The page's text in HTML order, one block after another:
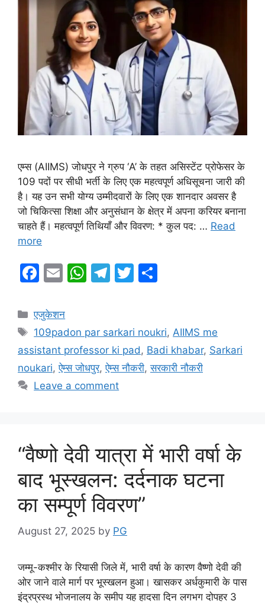
एम्स (AIIMS) जोधपुर ने ग्रुप ‘A’ के तहत असिस्टेंट प्रोफेसर के
109 पदों पर सीधी भर्ती के लिए एक महत्वपूर्ण अधिसूचना जारी की
है। यह उन सभी योग्य उम्मीदवारों के लिए एक शानदार अवसर है
जो चिकित्सा शिक्षा और अनुसंधान के क्षेत्र में अपना करियर बनाना
चाहते हैं। महत्वपूर्ण तिथियाँ और विवरण: * कुल पद: … Read
more
F
c
e
b
o
o
E
ai
l
W
s
A
p
p
T
gr
a
m
T
er e
Categories
एजुकेशन
Tags
109padon par sarkari noukri,AIIMS me
assistant professor ki pad, Badi khabar, Sarkari
noukari,ऐम्स जोधपुर,ऐम्स नौकरी,सरकारी नौकरी
Leave a comment
“वैष्णो देवी यात्रा में भारी वर्षा के
बाद भूस्खलन: दर्दनाक घटना
का सम्पूर्ण विवरण”
August 27, 2025 by PG
जम्मू-कश्मीर के रियासी जिले में, भारी वर्षा के कारण वैष्णो देवी की
ओर जाने वाले मार्ग पर भूस्खलन हुआ। खासकर अर्धकुमारी के पास
इंद्रप्रस्थ भोजनालय के समीप यह हादसा दिन लगभग दोपहर 3